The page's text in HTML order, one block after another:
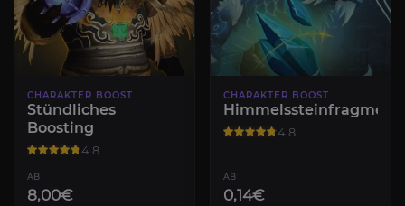
CHARAKTER BOOST
Stündliches
Boosting
4.8
AB
8,00€
CHARAKTER BOOST
Himmelssteinfragment
4.8
AB
0,14€